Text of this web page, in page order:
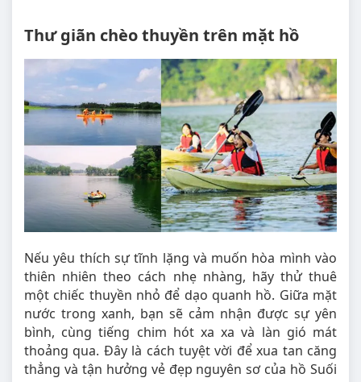
Thư giãn chèo thuyền trên mặt hồ
Nếu yêu thích sự tĩnh lặng và muốn hòa mình vào
thiên nhiên theo cách nhẹ nhàng, hãy thử thuê
một chiếc thuyền nhỏ để dạo quanh hồ. Giữa mặt
nước trong xanh, bạn sẽ cảm nhận được sự yên
bình, cùng tiếng chim hót xa xa và làn gió mát
thoảng qua. Đây là cách tuyệt vời để xua tan căng
thẳng và tận hưởng vẻ đẹp nguyên sơ của hồ Suối